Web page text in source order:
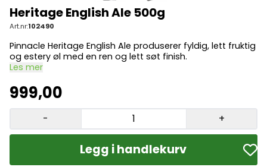
Heritage English Ale 500g
Art.nr:102490
Pinnacle Heritage English Ale produserer fyldig, lett fruktig
og estery øl med en ren og lett søt finish.
Les mer
999,00
- +
Legg i handlekurv